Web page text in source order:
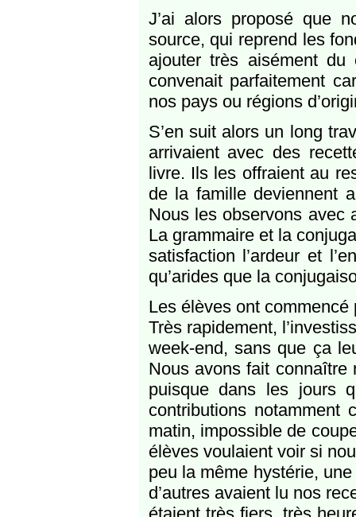
J’ai alors proposé que
source, qui reprend les
ajouter très aisément
convenait parfaitement
nos pays ou régions
S’en suit alors un long
arrivaient avec des
livre. Ils les offraient au
de la famille deviennent
Nous les observons avec
La grammaire et la
satisfaction l’ardeur et
qu’arides que la
Les élèves ont commencé
Très rapidement,
week-end, sans que ça
Nous avons fait
puisque dans les jours
contributions
matin, impossible de
élèves voulaient voir si
peu la même hystérie,
d’autres avaient lu nos